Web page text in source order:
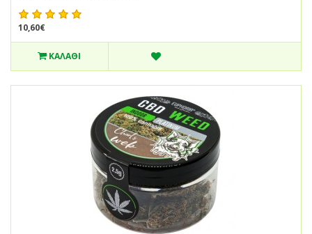
10,60€
ΚΑΛΆΘΙ